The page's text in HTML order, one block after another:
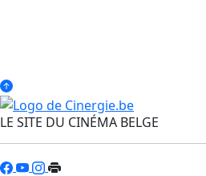
LE SITE DU CINÉMA BELGE